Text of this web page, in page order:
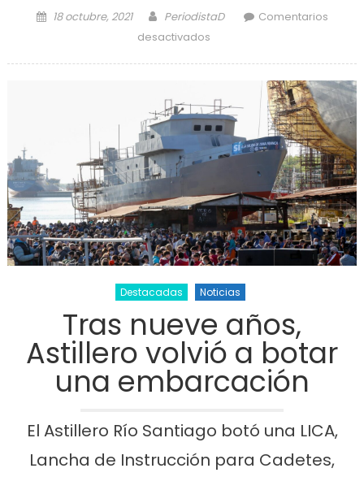
Posted on
18 octubre, 2021 Author
PeriodistaD
Comentarios
desactivados
Destacadas Noticias
Tras nueve años,
Astillero volvió a botar
una embarcación
El Astillero Río Santiago botó una LICA,
Lancha de Instrucción para Cadetes,